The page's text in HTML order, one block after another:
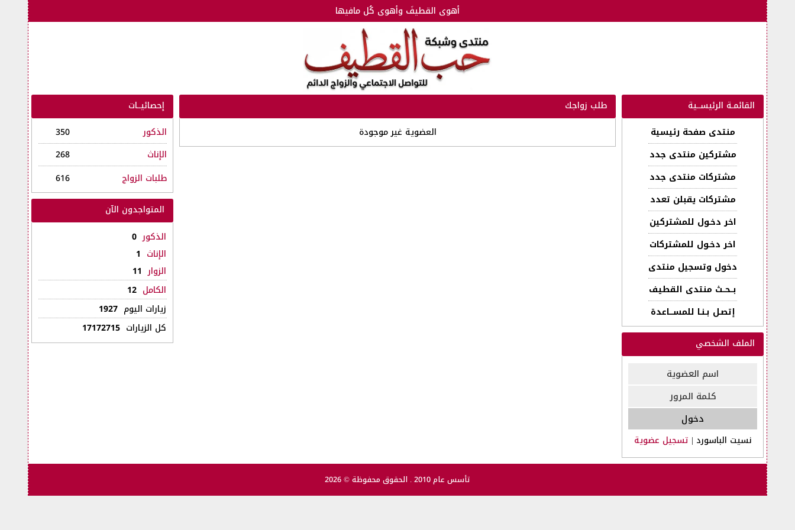
أهوى القطيفَ وأهوى كُل مافيها
القائمـة الرئيســية
منتدى صفحة رئيسية
مشتركين منتدى جدد
مشتركات منتدى جدد
مشتركات يقبلن تعدد
اخر دخـول للمشتركين
اخر دخـول للمشتركات
دخول وتسجيل منتدى
بــحــث منتدى القطيف
إتصـل بـنـا للمســـاعدة
الملف الشخصي
نسيت الباسورد | تسجيل عضوية
طلب زواجك
العضوية غير موجودة
إحصائيــات
الذكور
350
الإناث
268
طلبات الزواج
616
المتواجدون الآن
الذكور 0
الإناث 1
الزوار 11
الكامل 12
زيارات اليوم1927
كل الزيارات17172715
تأسس عام 2010 . الحقوق محفوظة © 2026